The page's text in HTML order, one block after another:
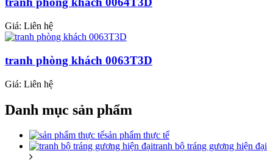
Giá: Liên hệ
tranh phòng khách 0063T3D
Giá: Liên hệ
Danh mục sản phẩm
sản phẩm thực tế
tranh bộ tráng gương hiện đại